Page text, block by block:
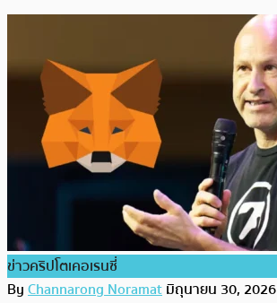
ข่าวคริปโตเคอเรนซี่
ByChannarong Noramatมิถุนายน 30, 2026